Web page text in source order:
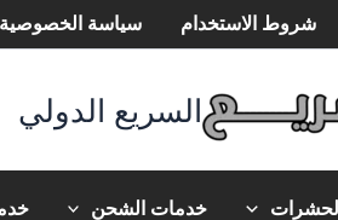
شروط الاستخدام سياسة الخصوصية
السريع الدولي
خدمات الشحن